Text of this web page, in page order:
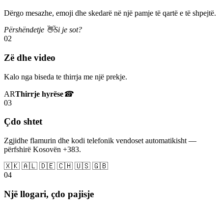
Dërgo mesazhe, emoji dhe skedarë në një pamje të qartë e të shpejtë.
Përshëndetje 👋Si je sot?
02
Zë dhe video
Kalo nga biseda te thirrja me një prekje.
ARThirrje hyrëse☎
03
Çdo shtet
Zgjidhe flamurin dhe kodi telefonik vendoset automatikisht —
përfshirë Kosovën +383.
🇽🇰 🇦🇱 🇩🇪 🇨🇭 🇺🇸 🇬🇧
04
Një llogari, çdo pajisje